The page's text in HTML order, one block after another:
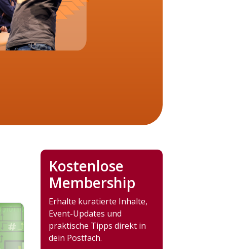
Kostenlose
Membership
Erhalte kuratierte Inhalte,
Event-Updates und
praktische Tipps direkt in
dein Postfach.